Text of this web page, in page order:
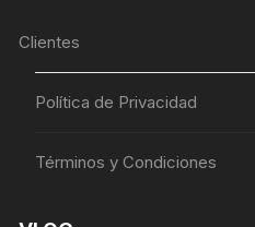
Clientes
Política de Privacidad
Términos y Condiciones